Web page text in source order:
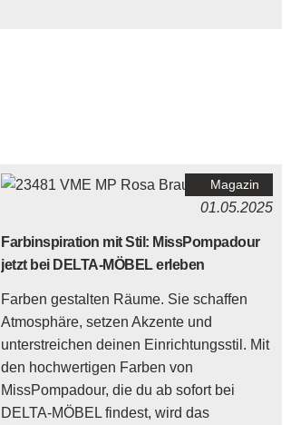
Magazin
01.05.2025
Farbinspiration mit Stil: MissPompadour
jetzt bei DELTA-MÖBEL erleben
Farben gestalten Räume. Sie schaffen
Atmosphäre, setzen Akzente und
unterstreichen deinen Einrichtungsstil. Mit
den hochwertigen Farben von
MissPompadour, die du ab sofort bei
DELTA-MÖBEL findest, wird das